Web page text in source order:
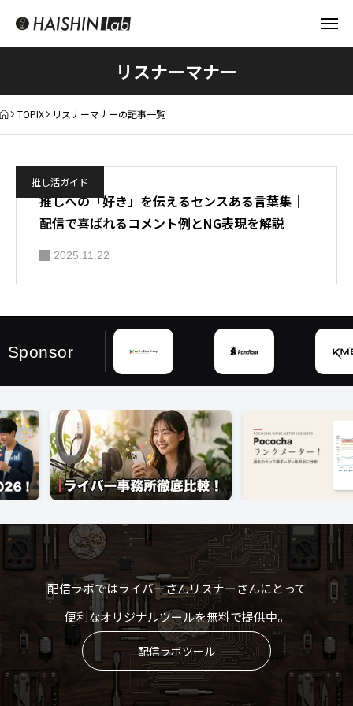
リスナーマナー
TOPIX リスナーマナーの記事一覧
推し活ガイド
推しへの「好き」を伝えるセンスある言葉集｜
配信で喜ばれるコメント例とNG表現を解説
2025.11.22
Sponsor
配信ラボではライバーさんリスナーさんにとって
便利なオリジナルツールを無料で提供中。
配信ラボツール